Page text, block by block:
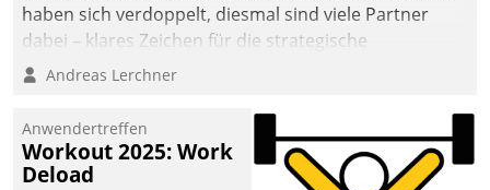
haben sich verdoppelt, diesmal sind viele Partner
dabei – klares Zeichen für die strategische
Fokussierung auf den Kunden.
Andreas Lerchner
Anwendertreffen
Workout 2025: Work
Deload